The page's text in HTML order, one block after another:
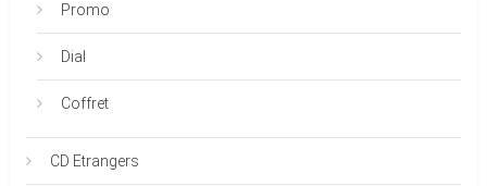
Promo
Dial
Coffret
CD Etrangers